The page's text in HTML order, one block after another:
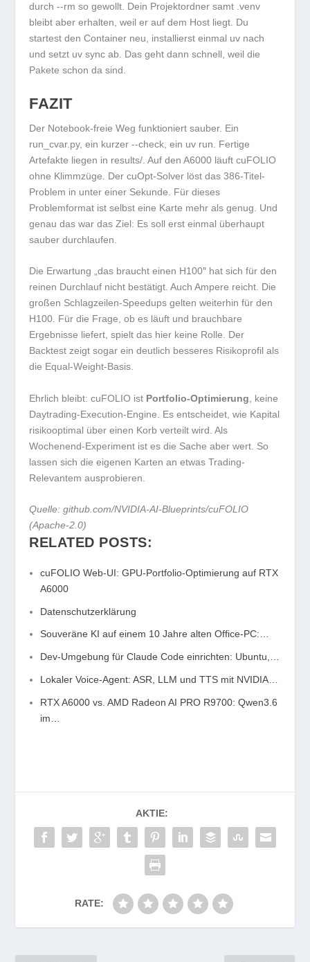
durch--rm so gewollt. Dein Projektordner samt .venv
bleibt aber erhalten, weil er auf dem Host liegt. Du
startest den Container neu, installierst einmal uv nach
und setzt uv sync ab. Das geht dann schnell, weil die
Pakete schon da sind.
FAZIT
Der Notebook-freie Weg funktioniert sauber. Ein
run_cvar.py, ein kurzer--check , ein uv run . Fertige
Artefakte liegen in results/ . Auf den A6000 läuft cuFOLIO
ohne Klimmzüge. Der cuOpt-Solver löst das 386-Titel-
Problem in unter einer Sekunde. Für dieses
Problemformat ist selbst eine Karte mehr als genug. Und
genau das war das Ziel: Es soll erst einmal überhaupt
sauber durchlaufen.
Die Erwartung „das braucht einen H100″ hat sich für den
reinen Durchlauf nicht bestätigt. Auch Ampere reicht. Die
großen Schlagzeilen-Speedups gelten weiterhin für den
H100. Für die Frage, ob es läuft und brauchbare
Ergebnisse liefert, spielt das hier keine Rolle. Der
Backtest zeigt sogar ein deutlich besseres Risikoprofil als
die Equal-Weight-Basis.
Ehrlich bleibt: cuFOLIO ist Portfolio-Optimierung , keine
Daytrading-Execution-Engine. Es entscheidet, wie Kapital
risikooptimal über einen Korb verteilt wird. Als
Wochenend-Experiment ist es die Sache aber wert. So
lassen sich die eigenen Karten an etwas Trading-
Relevantem ausprobieren.
Quelle: github.com/NVIDIA-AI-Blueprints/cuFOLIO
(Apache-2.0)
RELATED POSTS:
cuFOLIO Web-UI: GPU-Portfolio-Optimierung auf RTX
A6000
Datenschutzerklärung
Souveräne KI auf einem 10 Jahre alten Office-PC:…
Dev-Umgebung für Claude Code einrichten: Ubuntu,…
Lokaler Voice-Agent: ASR, LLM und TTS mit NVIDIA…
RTX A6000 vs. AMD Radeon AI PRO R9700: Qwen3.6
im…
AKTIE:
RATE: